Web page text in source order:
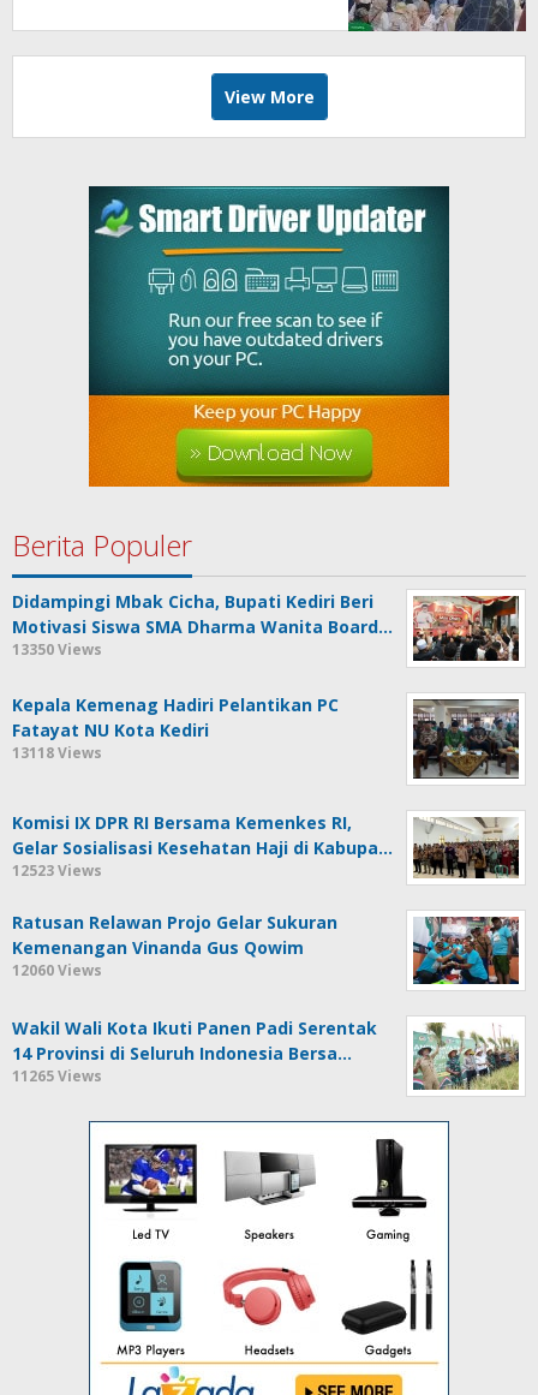
View More
Berita Populer
Didampingi Mbak Cicha, Bupati Kediri Beri
Motivasi Siswa SMA Dharma Wanita Board…
13350 Views
Kepala Kemenag Hadiri Pelantikan PC
Fatayat NU Kota Kediri
13118 Views
Komisi IX DPR RI Bersama Kemenkes RI,
Gelar Sosialisasi Kesehatan Haji di Kabupa…
12523 Views
Ratusan Relawan Projo Gelar Sukuran
Kemenangan Vinanda Gus Qowim
12060 Views
Wakil Wali Kota Ikuti Panen Padi Serentak
14 Provinsi di Seluruh Indonesia Bersa…
11265 Views